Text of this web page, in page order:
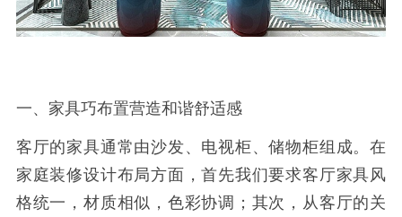
一、家具巧布置营造和谐舒适感
客厅的家具通常由沙发、电视柜、储物柜组成。在
家庭装修设计布局方面，首先我们要求客厅家具风
格统一，材质相似，色彩协调；其次，从客厅的关